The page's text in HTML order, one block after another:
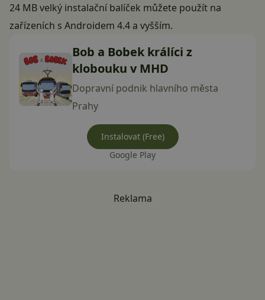
24 MB velký instalační balíček můžete použít na
zařízeních s Androidem 4.4 a vyšším.
Bob a Bobek králíci z
klobouku v MHD
Dopravní podnik hlavního města
Prahy
Instalovat (Free)
Google Play
Reklama